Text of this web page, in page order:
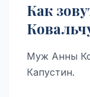
Как
Муж Анны
Капустин.